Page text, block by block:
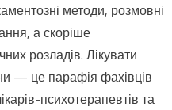
методи, розмовні
а скоріше
розладів. Лікувати
— це парафія фахівців
психотерапевтів та